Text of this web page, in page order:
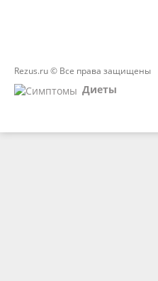
Rezus.ru © Все права защищены
Диеты